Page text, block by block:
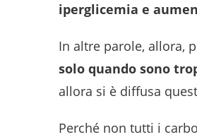
iperglicemia e
In altre parole, allora,
solo quando sono
allora si è diffusa
Perché non tutti i